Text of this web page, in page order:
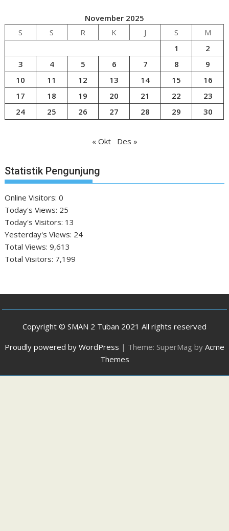
November 2025
S
S R K J S
M
1
2
3
4 5 6 7 8
9
10
11 12 13 14 15
16
17
18 19 20 21 22
23
24
25 26 27 28 29 30
« Okt Des »
Statistik Pengunjung
Online Visitors:0
Today's Views: 25
Today's Visitors: 13
Yesterday's Views: 24
Total Views:9,613
Total Visitors: 7,199
Copyright © SMAN 2 Tuban 2021 All rights reserved
Proudly powered by WordPress | Theme: SuperMag by Acme
Themes